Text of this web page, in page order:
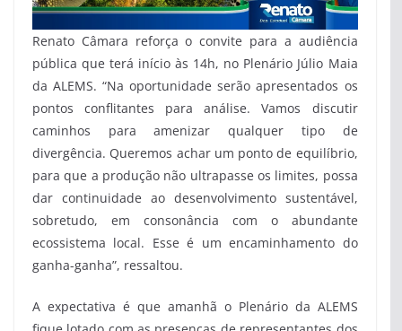
Renato Câmara reforça o convite para a audiência
pública que terá início às 14h, no Plenário Júlio Maia
da ALEMS. “Na oportunidade serão apresentados os
pontos conflitantes para análise. Vamos discutir
caminhos para amenizar qualquer tipo de
divergência. Queremos achar um ponto de equilíbrio,
para que a produção não ultrapasse os limites, possa
dar continuidade ao desenvolvimento sustentável,
sobretudo, em consonância com o abundante
ecossistema local. Esse é um encaminhamento do
ganha-ganha”, ressaltou.
A expectativa é que amanhã o Plenário da ALEMS